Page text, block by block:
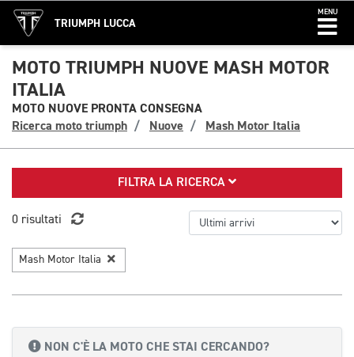
TRIUMPH LUCCA
MENU
MOTO TRIUMPH NUOVE MASH MOTOR
ITALIA
MOTO NUOVE PRONTA CONSEGNA
Ricerca moto triumph
Nuove Mash Motor Italia
FILTRA LA RICERCA
0 risultati
Mash Motor Italia
NON C'È LA MOTO CHE STAI CERCANDO?